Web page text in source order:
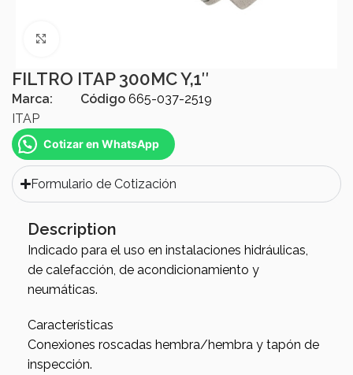
FILTRO ITAP 300MC Y,1″
Marca:
ITAP
Código 665-037-2519
Cotizar en WhatsApp
Formulario de Cotización
Description
Indicado para el uso en instalaciones hidráulicas,
de calefacción, de acondicionamiento y
neumáticas.
Características
Conexiones roscadas hembra/hembra y tapón de
inspección.